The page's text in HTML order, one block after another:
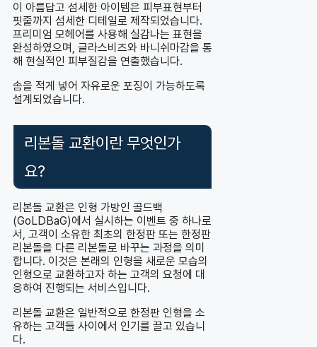
이 아름답고 섬세한 아이템은 피부표현부터
핏줄까지 섬세한 디테일로 제작되었습니다.
프리미엄 모헤어를 사용해 실감나는 표현을
완성하였으며, 글라스비즈와 바니쉬마감을 통
해 현실적인 피부질감을 연출했습니다.
솜을 적게 넣어 자유로운 포징이 가능하도록
설계되었습니다.
리본돌 교환이란 무엇인가
요?
리본돌 교환은 인형 가방인 골드백
(GoLDBaG)에서 실시하는 이벤트 중 하나로
서, 고객이 소유한 최초의 한정판 또는 한정판
리본돌을 다른 리본돌로 바꾸는 과정을 의미
합니다. 이것은 본래의 인형을 새로운 모습의
인형으로 교환하고자 하는 고객의 요청에 대
응하여 진행되는 서비스입니다.
리본돌 교환은 일반적으로 한정판 인형을 소
유하는 고객들 사이에서 인기를 끌고 있습니
다.